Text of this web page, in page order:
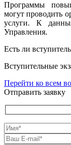
Программы
могут проводить
услуги. К
Управления.
Есть ли
Вступительные
Перейти ко всем
Отправить заявку